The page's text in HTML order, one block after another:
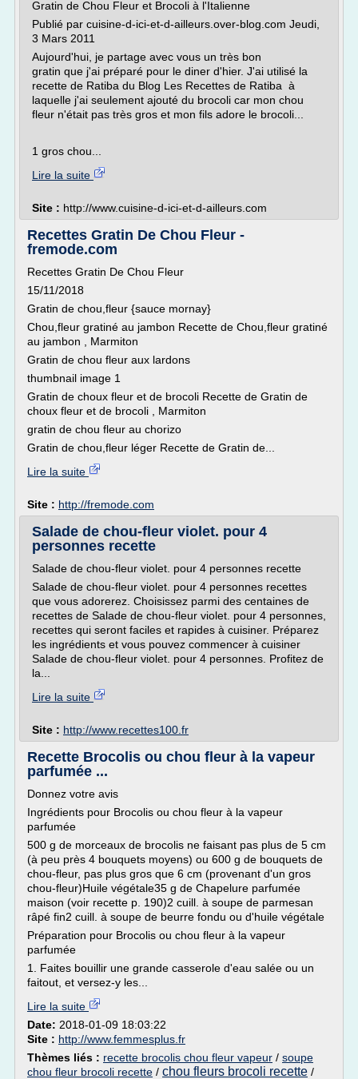
Gratin de Chou Fleur et Brocoli à l'Italienne
Publié par cuisine-d-ici-et-d-ailleurs.over-blog.com Jeudi,
3 Mars 2011
Aujourd'hui, je partage avec vous un très bon
gratin que j'ai préparé pour le diner d'hier. J'ai utilisé la
recette de Ratiba du Blog Les Recettes de Ratiba à
laquelle j'ai seulement ajouté du brocoli car mon chou
fleur n'était pas très gros et mon fils adore le brocoli...
1 gros chou...
Lire la suite
Site : http://www.cuisine-d-ici-et-d-ailleurs.com
Recettes Gratin De Chou Fleur -
fremode.com
Recettes Gratin De Chou Fleur
15/11/2018
Gratin de chou,fleur {sauce mornay}
Chou,fleur gratiné au jambon Recette de Chou,fleur gratiné
au jambon , Marmiton
Gratin de chou fleur aux lardons
thumbnail image 1
Gratin de choux fleur et de brocoli Recette de Gratin de
choux fleur et de brocoli , Marmiton
gratin de chou fleur au chorizo
Gratin de chou,fleur léger Recette de Gratin de...
Lire la suite
Site : http://fremode.com
Salade de chou-fleur violet. pour 4
personnes recette
Salade de chou-fleur violet. pour 4 personnes recette
Salade de chou-fleur violet. pour 4 personnes recettes
que vous adorerez. Choisissez parmi des centaines de
recettes de Salade de chou-fleur violet. pour 4 personnes,
recettes qui seront faciles et rapides à cuisiner. Préparez
les ingrédients et vous pouvez commencer à cuisiner
Salade de chou-fleur violet. pour 4 personnes. Profitez de
la...
Lire la suite
Site : http://www.recettes100.fr
Recette Brocolis ou chou fleur à la vapeur
parfumée ...
Donnez votre avis
Ingrédients pour Brocolis ou chou fleur à la vapeur
parfumée
500 g de morceaux de brocolis ne faisant pas plus de 5 cm
(à peu près 4 bouquets moyens) ou 600 g de bouquets de
chou-fleur, pas plus gros que 6 cm (provenant d'un gros
chou-fleur)Huile végétale35 g de Chapelure parfumée
maison (voir recette p. 190)2 cuill. à soupe de parmesan
râpé fin2 cuill. à soupe de beurre fondu ou d'huile végétale
Préparation pour Brocolis ou chou fleur à la vapeur
parfumée
1. Faites bouillir une grande casserole d'eau salée ou un
faitout, et versez-y les...
Lire la suite
Date: 2018-01-09 18:03:22
Site : http://www.femmesplus.fr
Thèmes liés : recette brocolis chou fleur vapeur / soupe
chou fleur brocoli recette / chou fleurs brocoli recette /